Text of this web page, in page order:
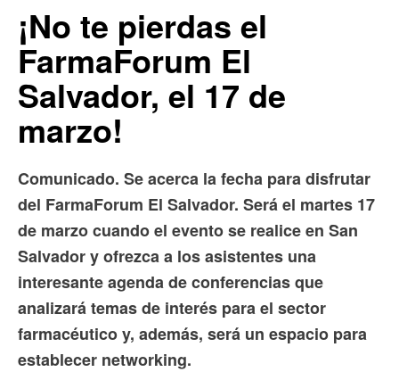
¡No te pierdas el
FarmaForum El
Salvador, el 17 de
marzo!
Comunicado. Se acerca la fecha para disfrutar
del FarmaForum El Salvador. Será el martes 17
de marzo cuando el evento se realice en San
Salvador y ofrezca a los asistentes una
interesante agenda de conferencias que
analizará temas de interés para el sector
farmacéutico y, además, será un espacio para
establecer networking.